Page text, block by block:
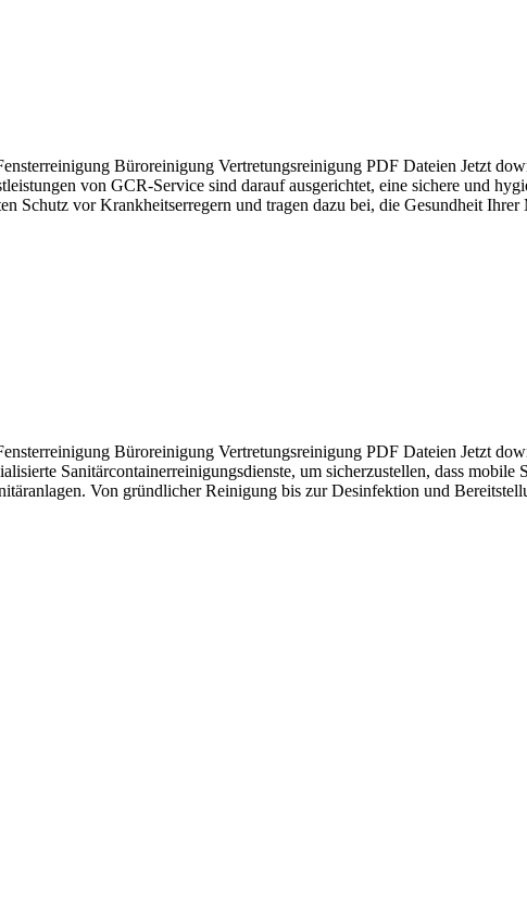
Büroreinigung Vertretungsreinigung PDF Dateien Jetzt
von GCR-Service sind darauf ausgerichtet, eine sichere und
Schutz vor Krankheitserregern und tragen dazu bei, die Gesundheit
Büroreinigung Vertretungsreinigung PDF Dateien Jetzt
Sanitärcontainerreinigungsdienste, um sicherzustellen, dass mobile
Von gründlicher Reinigung bis zur Desinfektion und